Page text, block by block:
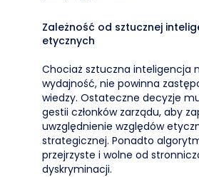
Zależność od sztucznej
etycznych
Chociaż sztuczna inteligencja
wydajność, nie powinna
wiedzy. Ostateczne decyzje
gestii członków zarządu, aby
uwzględnienie względów
strategicznej. Ponadto
przejrzyste i wolne od
dyskryminacji.